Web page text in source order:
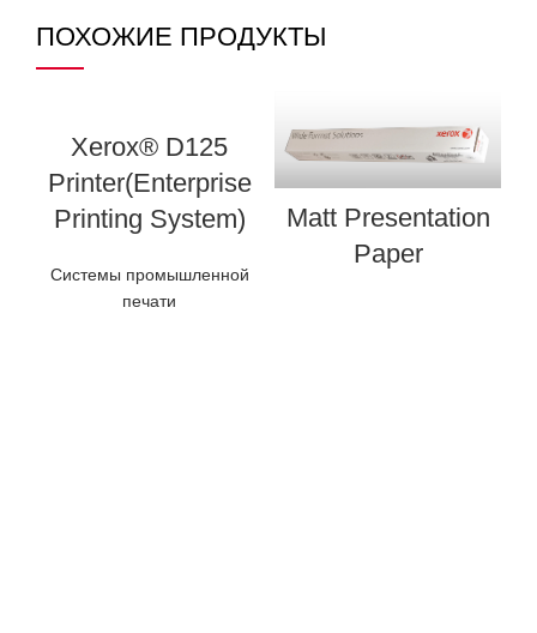
ПОХОЖИЕ ПРОДУКТЫ
Xerox® D125
Printer(Enterprise
Printing System)
Системы промышленной
печати
Matt Presentation
Paper